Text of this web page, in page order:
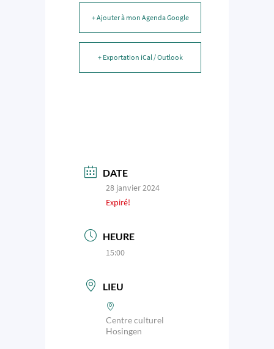
+ Ajouter à mon Agenda Google
+ Exportation iCal / Outlook
DATE
28 janvier 2024
Expiré!
HEURE
15:00
LIEU
Centre culturel
Hosingen